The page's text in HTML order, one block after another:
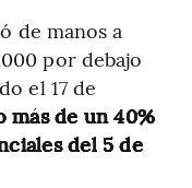
de manos a
por debajo
el 17 de
más de un 40%
del 5 de